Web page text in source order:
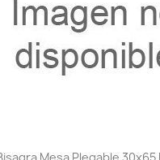
Vista rápida